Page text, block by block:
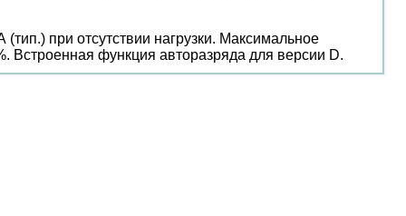
при отсутствии нагрузки. Максимальное
Встроенная функция авторазряда для версии D.